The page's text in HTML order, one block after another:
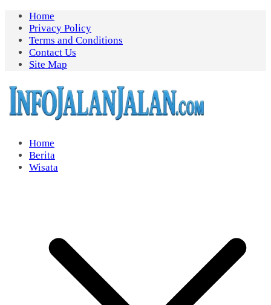
Skip
content
Home
Privacy Policy
Terms and Conditions
Contact Us
Site Map
Home
Berita
Wisata